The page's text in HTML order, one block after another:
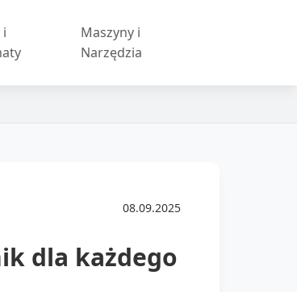
i
Maszyny i
Narzędzia
08.09.2025
dla każdego